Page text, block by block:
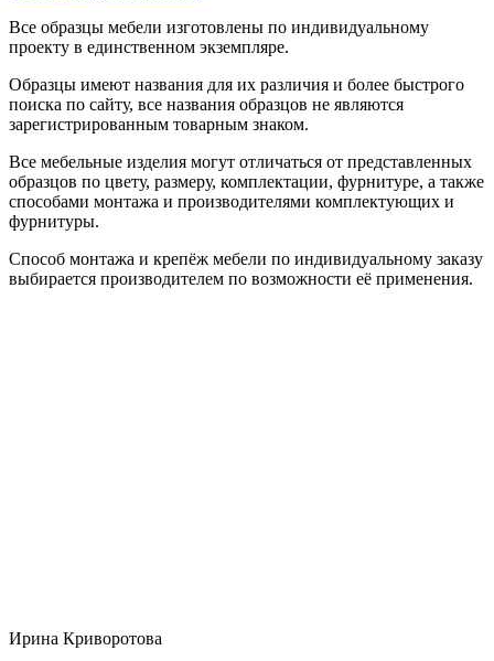
Все образцы мебели изготовлены по индивидуальному
проекту в единственном экземпляре.
Образцы имеют названия для их различия и более быстрого
поиска по сайту, все названия образцов не являются
зарегистрированным товарным знаком.
Все мебельные изделия могут отличаться от представленных
образцов по цвету, размеру, комплектации, фурнитуре, а также
способами монтажа и производителями комплектующих и
фурнитуры.
Способ монтажа и крепёж мебели по индивидуальному заказу
выбирается производителем по возможности её применения.
Ирина Криворотова